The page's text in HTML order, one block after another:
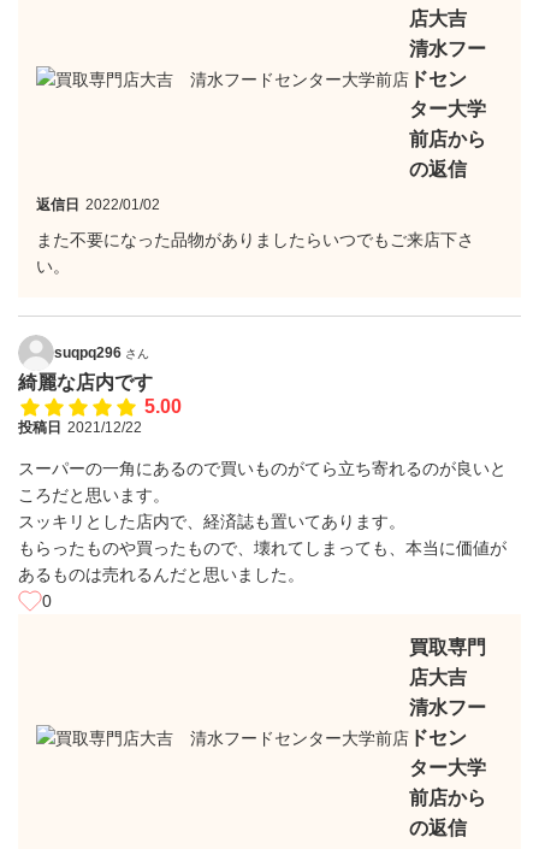
店大吉
清水フー
ドセン
ター大学
前店から
の返信
返信日 2022/01/02
また不要になった品物がありましたらいつでもご来店下さ
い。
suqpq296 さん
綺麗な店内です
5.00
投稿日 2021/12/22
スーパーの一角にあるので買いものがてら立ち寄れるのが良いと
ころだと思います。
スッキリとした店内で、経済誌も置いてあります。
もらったものや買ったもので、壊れてしまっても、本当に価値が
あるものは売れるんだと思いました。
0
買取専門
店大吉
清水フー
ドセン
ター大学
前店から
の返信